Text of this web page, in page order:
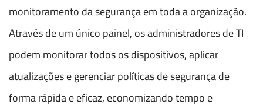
monitoramento da segurança em toda a organização.
Através de um único painel, os administradores de TI
podem monitorar todos os dispositivos, aplicar
atualizações e gerenciar políticas de segurança de
forma rápida e eficaz, economizando tempo e